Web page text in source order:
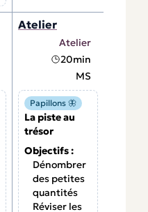
Atelier
Atelier
20min
MS
Papillons 🦋
La piste au
trésor
Objectifs :
Dénombrer
des petites
quantités
Réviser les